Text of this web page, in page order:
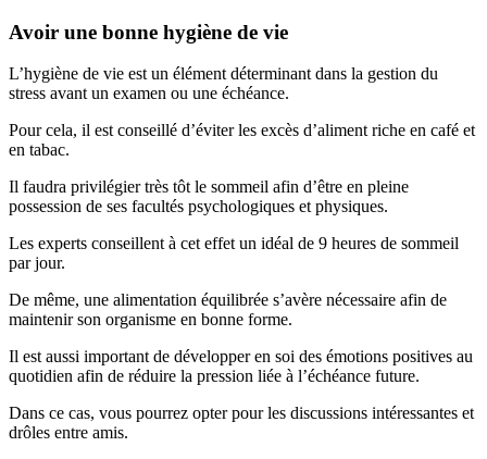
Avoir une bonne hygiène de vie
L’hygiène de vie est un élément déterminant dans la gestion du
stress avant un examen ou une échéance.
Pour cela, il est conseillé d’éviter les excès d’aliment riche en café et
en tabac.
Il faudra privilégier très tôt le sommeil afin d’être en pleine
possession de ses facultés psychologiques et physiques.
Les experts conseillent à cet effet un idéal de 9 heures de sommeil
par jour.
De même, une alimentation équilibrée s’avère nécessaire afin de
maintenir son organisme en bonne forme.
Il est aussi important de développer en soi des émotions positives au
quotidien afin de réduire la pression liée à l’échéance future.
Dans ce cas, vous pourrez opter pour les discussions intéressantes et
drôles entre amis.